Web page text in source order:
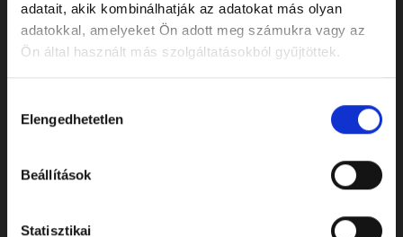
adatait, akik kombinálhatják az adatokat más olyan
adatokkal, amelyeket Ön adott meg számukra vagy az
Ön által használt más szolgáltatásokból gyűjtöttek.
kiválasztása
Elengedhetetlen
Beállítások
Statisztikai